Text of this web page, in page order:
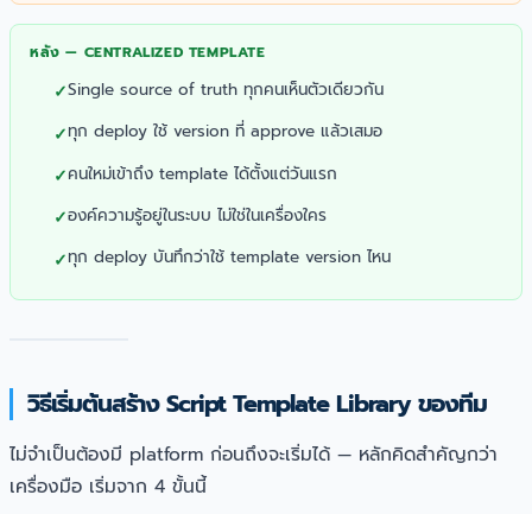
หลัง — CENTRALIZED TEMPLATE
Single source of truth ทุกคนเห็นตัวเดียวกัน
ทุก deploy ใช้ version ที่ approve แล้วเสมอ
คนใหม่เข้าถึง template ได้ตั้งแต่วันแรก
องค์ความรู้อยู่ในระบบ ไม่ใช่ในเครื่องใคร
ทุก deploy บันทึกว่าใช้ template version ไหน
วิธีเริ่มต้นสร้าง Script Template Library ของทีม
ไม่จำเป็นต้องมี platform ก่อนถึงจะเริ่มได้ — หลักคิดสำคัญกว่า
เครื่องมือ เริ่มจาก 4 ขั้นนี้